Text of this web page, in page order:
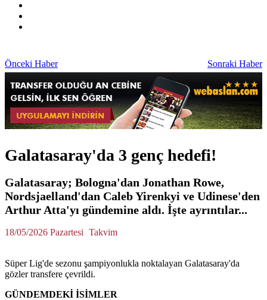
Önceki Haber Sonraki Haber
Galatasaray'da 3 genç hedefi!
Galatasaray; Bologna'dan Jonathan Rowe,
Nordsjaelland'dan Caleb Yirenkyi ve Udinese'den
Arthur Atta'yı gündemine aldı. İşte ayrıntılar...
18/05/2026 Pazartesi Takvim
Süper Lig'de sezonu şampiyonlukla noktalayan Galatasaray'da
gözler transfere çevrildi.
GÜNDEMDEKİ İSİMLER